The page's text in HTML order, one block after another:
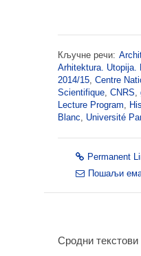
Кључне речи:
Arhitektura. Utopija.
2014/15, Centre
Scientifique, CNRS,
Lecture Program,
Blanc, Université
Permanent
Пошаљи
Сродни текстови